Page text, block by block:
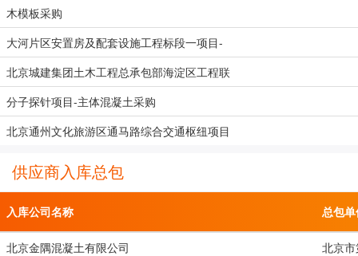
木模板采购
大河片区安置房及配套设施工程标段一项目-
北京城建集团土木工程总承包部海淀区工程联
分子探针项目-主体混凝土采购
北京通州文化旅游区通马路综合交通枢纽项目
供应商入库总包
入库公司名称 总包
北京金隅混凝土有限公司
北京